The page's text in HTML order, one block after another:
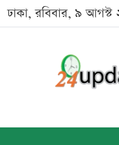
ঢাকা, রবিবার, ৯